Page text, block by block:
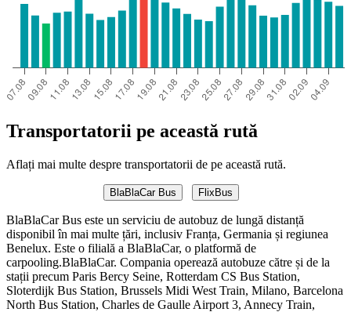
Transportatorii pe această rută
Aflați mai multe despre transportatorii de pe această rută.
BlaBlaCar Bus FlixBus
BlaBlaCar Bus este un serviciu de autobuz de lungă distanță
disponibil în mai multe țări, inclusiv Franța, Germania și regiunea
Benelux. Este o filială a BlaBlaCar, o platformă de
carpooling.BlaBlaCar. Compania operează autobuze către și de la
stații precum Paris Bercy Seine, Rotterdam CS Bus Station,
Sloterdijk Bus Station, Brussels Midi West Train, Milano, Barcelona
North Bus Station, Charles de Gaulle Airport 3, Annecy Train,